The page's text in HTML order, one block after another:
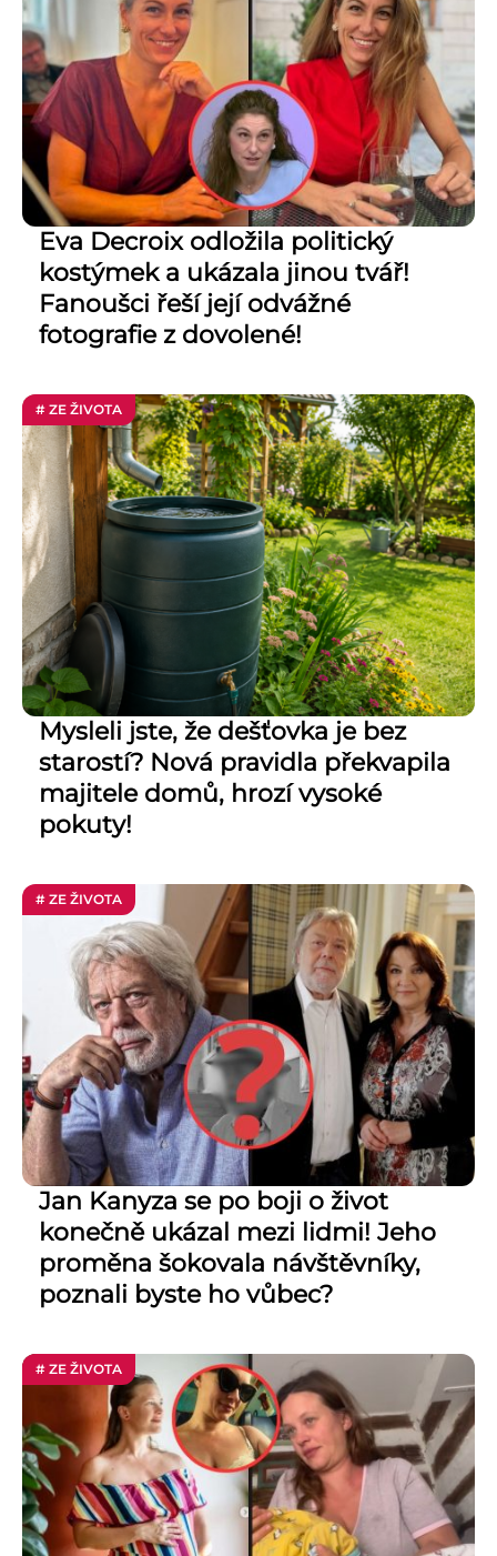
Eva Decroix odložila politický
kostýmek a ukázala jinou tvář!
Fanoušci řeší její odvážné
fotografie z dovolené!
# ZE ŽIVOTA
Mysleli jste, že dešťovka je bez
starostí? Nová pravidla překvapila
majitele domů, hrozí vysoké
pokuty!
# ZE ŽIVOTA
Jan Kanyza se po boji o život
konečně ukázal mezi lidmi! Jeho
proměna šokovala návštěvníky,
poznali byste ho vůbec?
# ZE ŽIVOTA